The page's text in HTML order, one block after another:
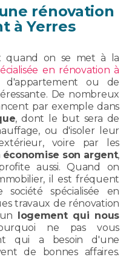
rénovation
à Yerres
quand on se met à la
en rénovation à
ou de
De nombreux
par exemple dans
, dont le but sera de
ou d'isoler leur
voire par les
économise son argent,
aussi. Quand on
il est fréquent
spécialisée en
travaux de rénovation
logement qui nous
ne pas vous
qui a besoin d'une
de bonnes affaires.